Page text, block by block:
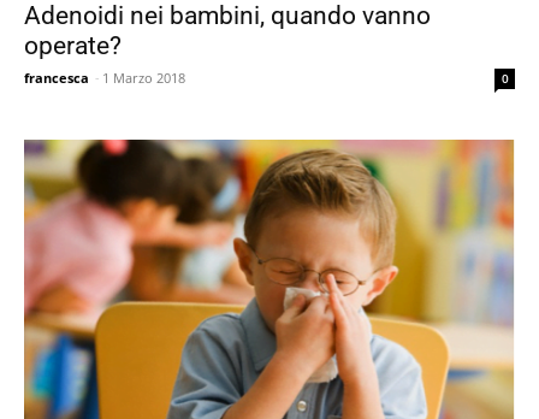
Adenoidi nei bambini, quando vanno
operate?
francesca - 1 Marzo 2018 0